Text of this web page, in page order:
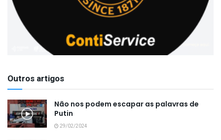
Outros artigos
Não nos podem escapar as palavras de
Putin
29/02/2024